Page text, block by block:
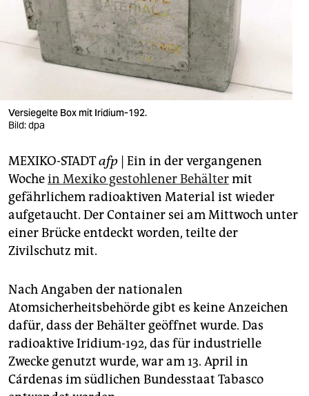
nord
wahrheit
verlag
shop
fragen & hilfe
unterstützen
abo
epaper login
Versiegelte Box mit Iridium-192.
Bild: dpa
MEXIKO-STADTafp Ein in der vergangenen
Wochein Mexiko gestohlener Behältermit
gefährlichem radioaktiven Material ist wieder
aufgetaucht. Der Container sei am Mittwoch unter
einer Brücke entdeckt worden, teilte der
Zivilschutz mit.
Nach Angaben der nationalen
Atomsicherheitsbehörde gibt es keine Anzeichen
dafür, dass der Behälter geöffnet wurde. Das
radioaktive Iridium-192, das für industrielle
Zwecke genutzt wurde, war am 13. April in
Cárdenas im südlichen Bundesstaat Tabasco